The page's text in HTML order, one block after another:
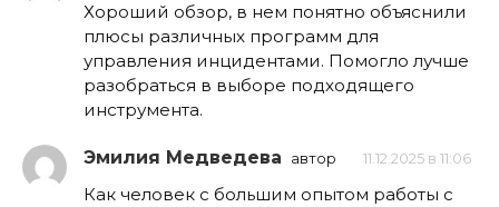
Хороший обзор, в нем понятно объяснили
плюсы различных программ для
управления инцидентами. Помогло лучше
разобраться в выборе подходящего
инструмента.
Эмилия Медведева автор 11.12.2025 в 11:06
Как человек с большим опытом работы с